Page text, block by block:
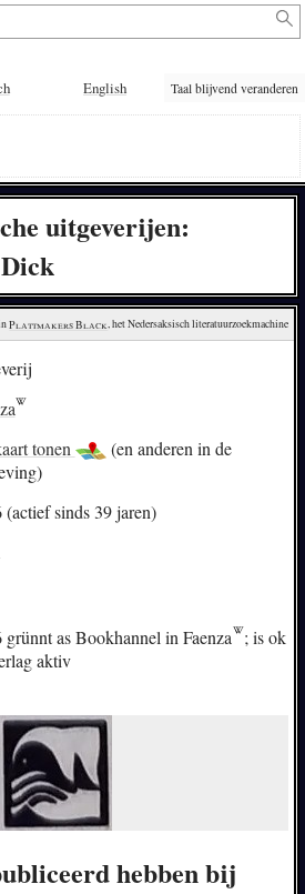
English Taal blijvend veranderen
uitgeverijen:
Plattmakers Black, het Nedersaksisch literatuurzoekmachine
tonen
(en anderen in de
(actief sinds 39 jaren)
grünnt as Bookhannel inFaenza ; is ok
aktiv
hebben bij